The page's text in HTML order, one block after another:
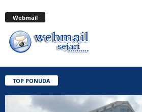
Webmail
TOP PONUDA